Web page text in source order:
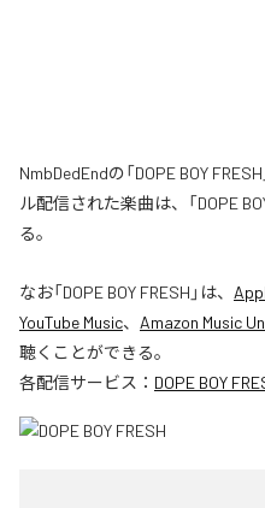
NmbDedEndの「DOPE BOY
ル配信された楽曲は、「DOPE
る。
なお「DOPE BOY FRESH 」は、
YouTube Music、 Amazon Music
聴くことができる。
各配信サービス： DOPE BOY